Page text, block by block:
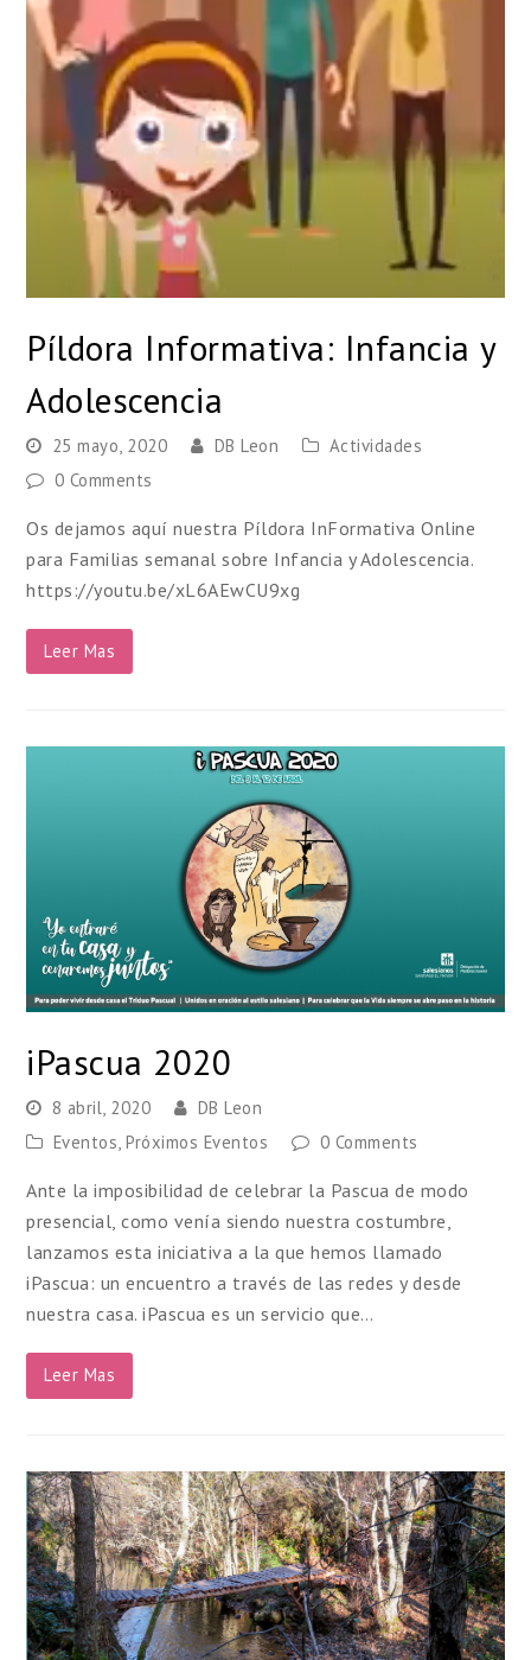
Píldora Informativa: Infancia y
Adolescencia
25 mayo, 2020 DB Leon
Actividades
0 Comments
Os dejamos aquí nuestra Píldora InFormativa Online
para Familias semanal sobre Infancia y Adolescencia.
https://youtu.be/xL6AEwCU9xg
Leer Mas
iPascua 2020
8 abril, 2020
DB Leon
Eventos,Próximos Eventos 0 Comments
Ante la imposibilidad de celebrar la Pascua de modo
presencial, como venía siendo nuestra costumbre,
lanzamos esta iniciativa a la que hemos llamado
iPascua: un encuentro a través de las redes y desde
nuestra casa. iPascua es un servicio que…
Leer Mas